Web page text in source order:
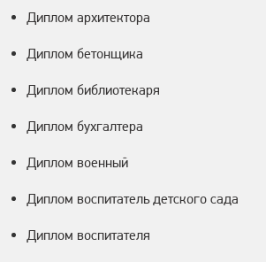
Диплом архитектора
Диплом бетонщика
Диплом библиотекаря
Диплом бухгалтера
Диплом военный
Диплом воспитатель детского сада
Диплом воспитателя